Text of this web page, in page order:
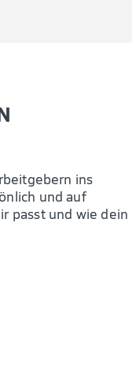
ins
und auf
passt und wie dein